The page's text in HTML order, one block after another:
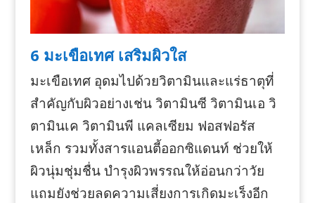
6 มะเขือเทศ เสริมผิวใส
มะเขือเทศ อุดมไปด้วยวิตามินและแร่ธาตุที่
สำคัญกับผิวอย่างเช่น วิตามินซี วิตามินเอ วิ
ตามินเค วิตามินพี แคลเซียม ฟอสฟอรัส
เหล็ก รวมทั้งสารแอนตี้ออกซิแดนท์ ช่วยให้
ผิวนุ่มชุ่มชื่น บำรุงผิวพรรณให้อ่อนกว่าวัย
แถมยังช่วยลดความเสี่ยงการเกิดมะเร็งอีก